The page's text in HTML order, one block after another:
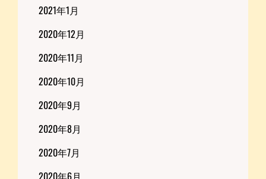
2021年1月
2020年12月
2020年11月
2020年10月
2020年9月
2020年8月
2020年7月
2020年6月